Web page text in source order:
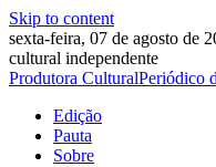
Skip to content
sexta-feira, 07 de agosto de
cultural independente
Produtora CulturalPeriódico
Edição
Pauta
Sobre